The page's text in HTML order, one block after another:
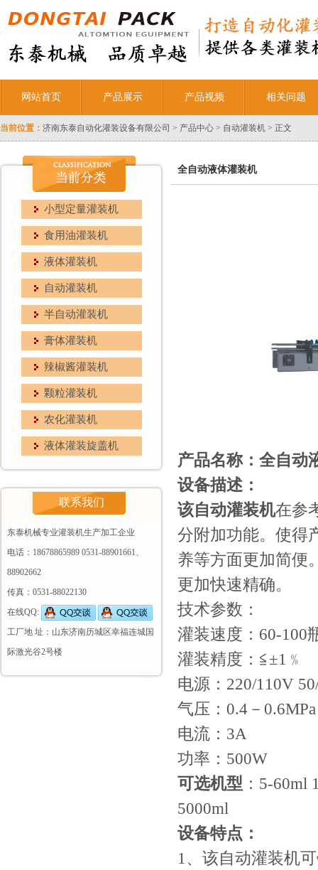
网站首页 产品展示 产品视频 相关问题
当前位置： 济南东泰自动化灌装设备有限公司 > 产品中心 > 自动灌装机 > 正文
小型定量灌装机
食用油灌装机
液体灌装机
自动灌装机
半自动灌装机
膏体灌装机
辣椒酱灌装机
颗粒灌装机
农化灌装机
液体灌装旋盖机
联系我们
东泰机械专业灌装机生产加工企业
电话：18678865989 0531-88901661、
88902662
传真：0531-88022130
在线QQ:
工厂地 址：山东济南历城区幸福连城国
际激光谷2号楼
全自动液体灌装机
产品名称： 全自动
设备描述：
该自动灌装机在参
分附加功能。使得
养等方面更加简便
更加快速精确。
技术参数：
灌装速度：60-100
灌装精度：≦±1﹪
电源：220/110V
气压：0.4－
电流：3A
功率：500W
可选机型 ：5-60ml
5000ml
设备特点：
1、该自动灌装机